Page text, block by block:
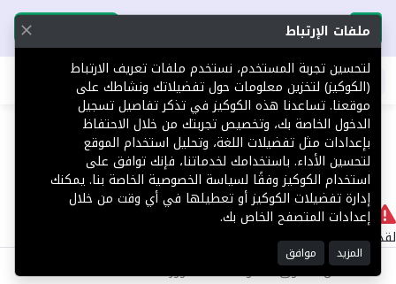
تحميل التطبيق تحميل التطبيق
اطلب عقارك
404 لا يوجد
لقد حدث خطأ داخلي أثناء معالجة طلبك.
©2025 كل الحقوق محفوظة منصة توور
ملفات الإرتباط
لتحسين تجربة المستخدم، نستخدم ملفات تعريف الارتباط
(الكوكيز) لتخزين معلومات حول تفضيلاتك ونشاطك على
موقعنا. تساعدنا هذه الكوكيز في تذكر تفاصيل تسجيل
الدخول الخاصة بك، وتخصيص تجربتك من خلال الاحتفاظ
بإعدادات مثل تفضيلات اللغة، وتحليل استخدام الموقع
لتحسين الأداء. باستخدامك لخدماتنا، فإنك توافق على
استخدام الكوكيز وفقًا لسياسة الخصوصية الخاصة بنا. يمكنك
إدارة تفضيلات الكوكيز أو تعطيلها في أي وقت من خلال
إعدادات المتصفح الخاص بك.
المزيد موافق